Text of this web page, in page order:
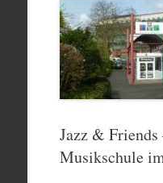
Jazz &
Musikschule